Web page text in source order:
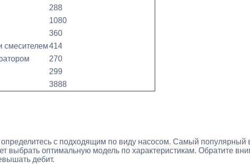
288
1080
360
смесителем414
270
299
3888
с подходящим по виду насосом. Самый
выбрать оптимальную модель по характеристикам. Обратите
дебит.